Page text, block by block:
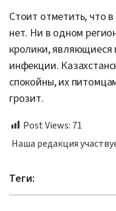
Стоит отметить, что
нет. Ни в одном
кролики,
инфекции.
спокойны, их
грозит.
Post Views: 71
Наша редакция
Теги: